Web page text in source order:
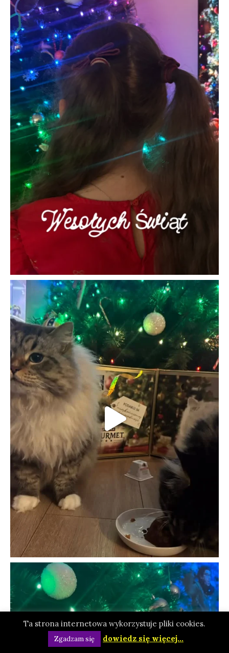
Ta strona internetowa wykorzystuje pliki cookies.
Zgadzam się dowiedz się więcej...